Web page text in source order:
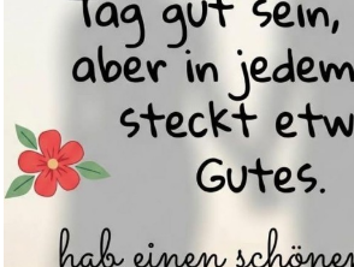
Wunschgutschein
&e...